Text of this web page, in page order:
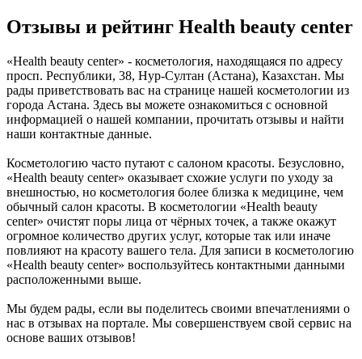
Отзывы и рейтинг Health beauty center
«Health beauty center» - косметология, находящаяся по адресу
просп. Республики, 38, Нур-Султан (Астана), Казахстан. Мы
рады приветствовать вас на странице нашей косметологии из
города Астана. Здесь вы можете ознакомиться с основной
информацией о нашей компании, прочитать отзывы и найти
наши контактные данные.
Косметологию часто путают с салоном красоты. Безусловно,
«Health beauty center» оказывает схожие услуги по уходу за
внешностью, но косметология более близка к медицине, чем
обычный салон красоты. В косметологии «Health beauty
center» очистят поры лица от чёрных точек, а также окажут
огромное количество других услуг, которые так или иначе
повлияют на красоту вашего тела. Для записи в косметологию
«Health beauty center» воспользуйтесь контактными данными
расположенными выше.
Мы будем рады, если вы поделитесь своими впечатлениями о
нас в отзывах на портале. Мы совершенствуем свой сервис на
основе ваших отзывов!